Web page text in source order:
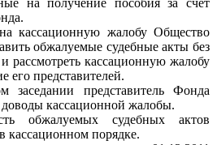
на получение пособия за счет
кассационную жалобу Общество
обжалуемые судебные акты без
рассмотреть кассационную жалобу
его представителей.
заседании представитель Фонда
кассационной жалобы.
обжалуемых судебных актов
кассационном порядке.